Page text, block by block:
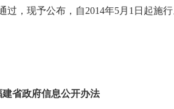
，现予公布，自2014年5月1日起施
建省政府信息公开办法